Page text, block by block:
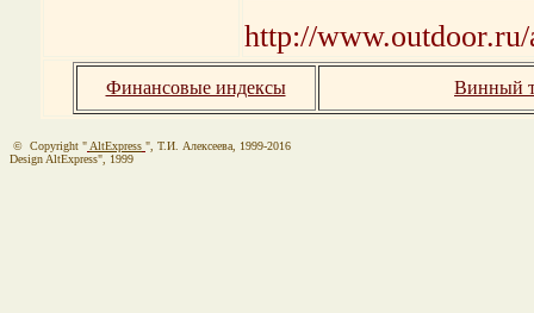
http://
Финансовые индексы Винный
© Copyright " AltExpress ", Т.И. Алекcеева, 1999-2016
Design AltExpress", 1999